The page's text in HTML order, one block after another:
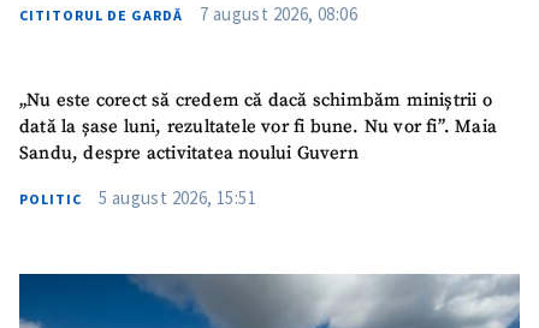
CITITORUL DE GARDĂ 7 august 2026, 08:06
„Nu este corect să credem că dacă schimbăm miniștrii o
dată la șase luni, rezultatele vor fi bune. Nu vor fi”. Maia
Sandu, despre activitatea noului Guvern
POLITIC 5 august 2026, 15:51
Am citit și sunt de
acord cupolitica de
confidențialitate.
TRIMITE ȘTIREA